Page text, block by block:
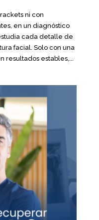
ni con
en un diagnóstico
cada detalle de
facial. Solo con una
resultados estables,...